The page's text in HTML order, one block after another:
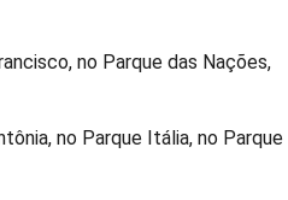
no Parque das Nações,
no Parque Itália, no Parque